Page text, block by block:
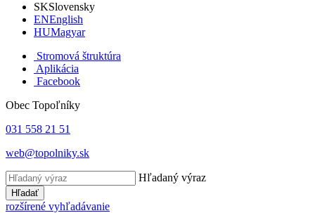
SKSlovensky
ENEnglish
HUMagyar
Stromová štruktúra
Aplikácia
Facebook
Obec Topoľníky
031 558 21 51
web@topolniky.sk
Hľadaný výraz
Hľadať
rozšírené vyhľadávanie